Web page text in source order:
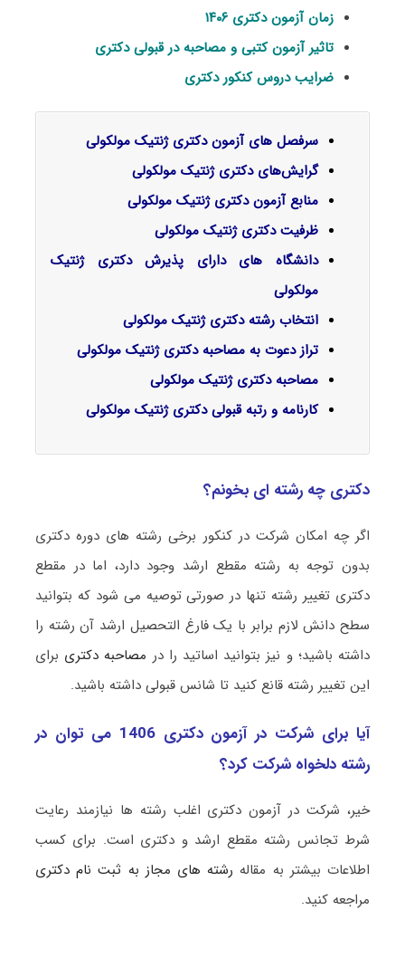
زمان آزمون دکتری ۱۴۰۶
تاثیر آزمون کتبی و مصاحبه در قبولی دکتری
ضرایب دروس کنکور دکتری
سرفصل‌ های آزمون دکتری ژنتیک مولکولی
گرایش‌های دکتریژنتیک مولکولی
منابع آزمون دکتری ژنتیک مولکولی
ظرفیت دکتری ژنتیک مولکولی
دانشگاه های دارای پذیرش دکتری ژنتیک
مولکولی
انتخاب رشته دکتری ژنتیک مولکولی
تراز دعوت به مصاحبه دکتری ژنتیک مولکولی
مصاحبه دکتری ژنتیک مولکولی
کارنامه و رتبه قبولی دکتری ژنتیک مولکولی
دکتری چه رشته ای بخونم؟
اگر چه امکان شرکت در کنکور برخی رشته های دوره دکتری
بدون توجه به رشته مقطع ارشد وجود دارد، اما در مقطع
دکتری تغییر رشته تنها در صورتی توصیه می شود که بتوانید
سطح دانش لازم برابر با یک فارغ التحصیل ارشد آن رشته را
داشته باشید؛ و نیز بتوانید اساتید را در مصاحبه دکتری برای
این تغییر رشته قانع کنید تا شانس قبولی داشته باشید.
آیا برای شرکت در آزمون دکتری 1406 می توان در
رشته دلخواه شرکت کرد؟
خیر، شرکت در آزمون دکتری اغلب رشته ها نیازمند رعایت
شرط تجانس رشته مقطع ارشد و دکتری است. برای کسب
اطلاعات بیشتر به مقاله رشته های مجاز به ثبت نام دکتری
مراجعه کنید.